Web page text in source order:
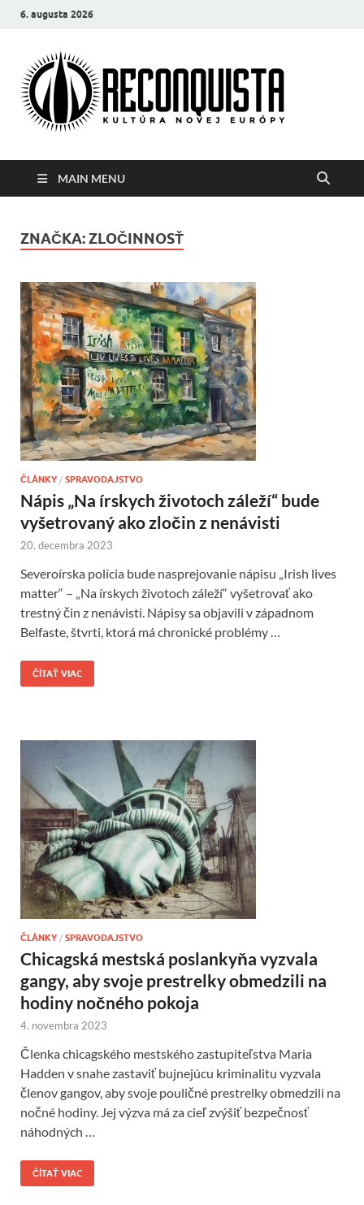
6. augusta 2026
MAIN MENU
ZNAČKA:ZLOČINNOSŤ
ČLÁNKY / SPRAVODAJSTVO
Nápis „Na írskych životoch záleží“ bude
vyšetrovaný ako zločin z nenávisti
20. decembra 2023
Severoírska polícia bude nasprejovanie nápisu „Irish lives
matter“ – „Na írskych životoch záleží“ vyšetrovať ako
trestný čin z nenávisti. Nápisy sa objavili v západnom
Belfaste, štvrti, ktorá má chronické problémy …
ČÍTAŤ VIAC
ČLÁNKY / SPRAVODAJSTVO
Chicagská mestská poslankyňa vyzvala
gangy, aby svoje prestrelky obmedzili na
hodiny nočného pokoja
4. novembra 2023
Členka chicagského mestského zastupiteľstva Maria
Hadden v snahe zastaviť bujnejúcu kriminalitu vyzvala
členov gangov, aby svoje pouličné prestrelky obmedzili na
nočné hodiny. Jej výzva má za cieľ zvýšiť bezpečnosť
náhodných …
ČÍTAŤ VIAC